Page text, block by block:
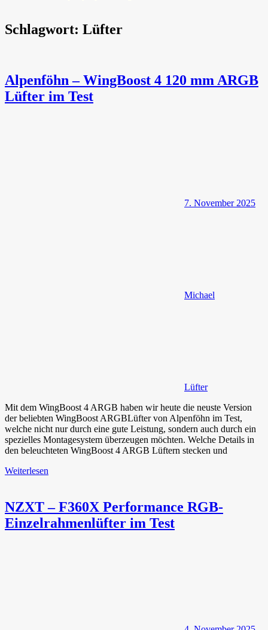
Schlagwort: Lüfter
Alpenföhn – WingBoost 4 120 mm ARGB
Lüfter im Test
7. November 2025
Michael
Lüfter
Mit dem WingBoost 4 ARGB haben wir heute die neuste Version
der beliebten WingBoost ARGBLüfter von Alpenföhn im Test,
welche nicht nur durch eine gute Leistung, sondern auch durch ein
spezielles Montagesystem überzeugen möchten. Welche Details in
den beleuchteten WingBoost 4 ARGB Lüftern stecken und
Weiterlesen
NZXT – F360X Performance RGB-
Einzelrahmenlüfter im Test